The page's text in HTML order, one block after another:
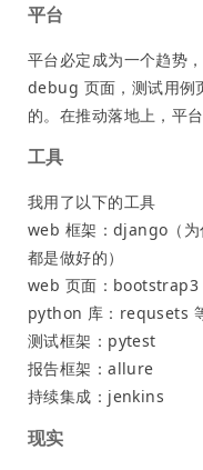
平台
平台必定成为一个趋势
debug 页面，测试用例
的。在推动落地上，平
工具
我用了以下的工具
web 框架：django（为
都是做好的）
web 页面：bootstrap3
python 库：requsets
测试框架：pytest
报告框架：allure
持续集成：jenkins
现实